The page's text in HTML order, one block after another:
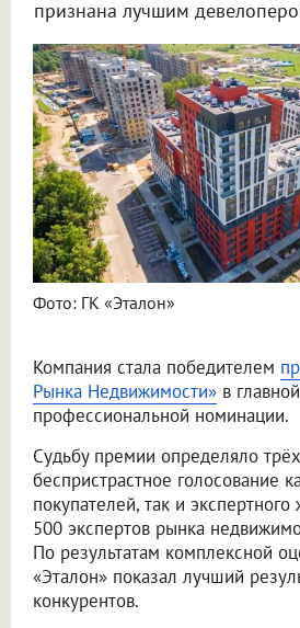
признана лучшим
Фото: ГК «Эталон»
Компания стала победителем
Рынка Недвижимости» в главной
профессиональной номинации.
Судьбу премии определяло
беспристрастное голосование
покупателей, так и
500 экспертов рынка
По результатам комплексной
«Эталон» показал лучший
конкурентов.